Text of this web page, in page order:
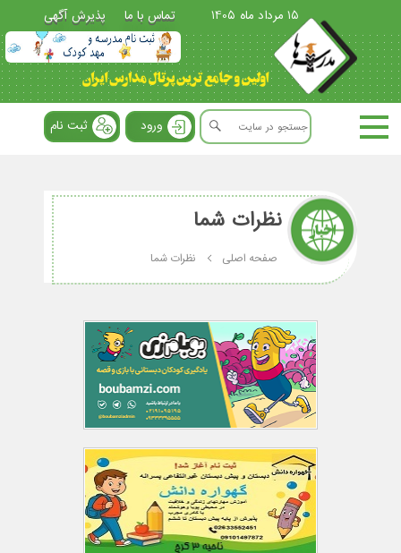
15 مرداد ماه 1405 تماس با ما پذیرش آگهی
ورود ثبت نام
نظرات شما
صفحه اصلی نظرات شما